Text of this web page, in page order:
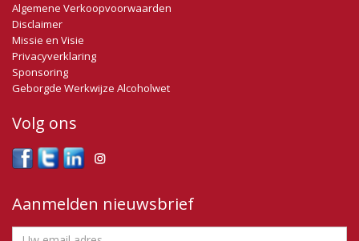
Algemene Verkoopvoorwaarden
Disclaimer
Missie en Visie
Privacyverklaring
Sponsoring
Geborgde Werkwijze Alcoholwet
Volg ons
Aanmelden nieuwsbrief